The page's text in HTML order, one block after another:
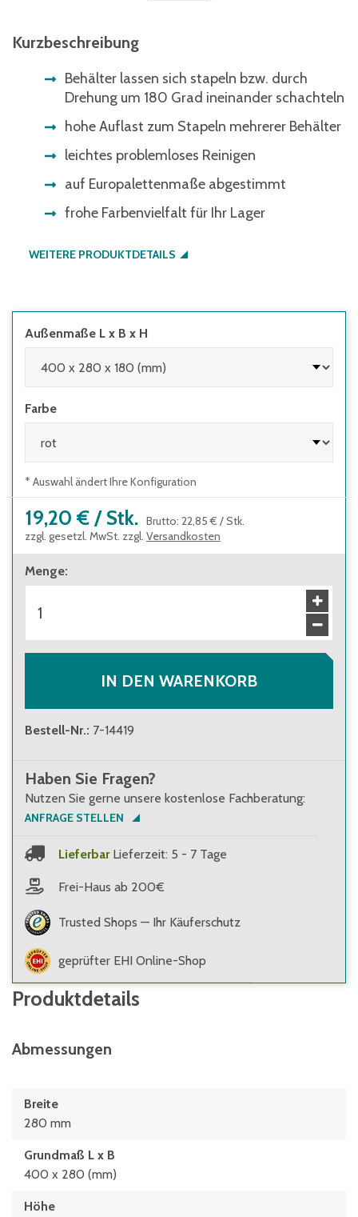
Kurzbeschreibung
Behälter lassen sich stapeln bzw. durch
Drehung um 180 Grad ineinander schachteln
hohe Auflast zum Stapeln mehrerer Behälter
leichtes problemloses Reinigen
auf Europalettenmaße abgestimmt
frohe Farbenvielfalt für Ihr Lager
WEITERE PRODUKTDETAILS
Außenmaße L x B x H
Farbe
* Auswahl ändert Ihre Konfiguration
19,20 € / Stk. Brutto: 22,85 € /Stk.
zzgl. gesetzl. MwSt. zzgl. Versandkosten
Menge:
IN DEN WARENKORB
Bestell-Nr.: 7-14419
Haben Sie Fragen?
Nutzen Sie gerne unsere kostenlose Fachberatung:
ANFRAGE STELLEN
Lieferbar Lieferzeit: 5 - 7 Tage
Frei-Haus ab 200€
Trusted Shops — Ihr Käuferschutz
geprüfter EHI Online-Shop
Produktdetails
Abmessungen
Breite
280 mm
Grundmaß L x B
400 x 280 (mm)
Höhe